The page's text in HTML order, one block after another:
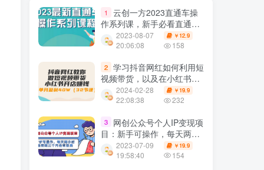
1
云创一方2023直通车操
作系列课，新手必看直通车
操作详解
2023-08-07
20:06:08
￥ 12.9
158
2 学习抖音网红如何利用短
视频带货，以及在小红书上
开店赚钱的方法，可以让你
在一个月内实现盈利
2024-02-28
22:08:38
￥ 19.9
232
3
网创公众号个人IP变现项
目：新手可操作，每天两小
时，坚持两三个月会有效果
2023-07-09
19:58:40
￥ 19.9
154